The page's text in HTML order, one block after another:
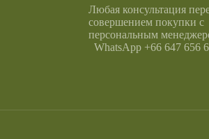
Любая консультация
совершением покупки с
персональным
WhatsApp +66 647 656